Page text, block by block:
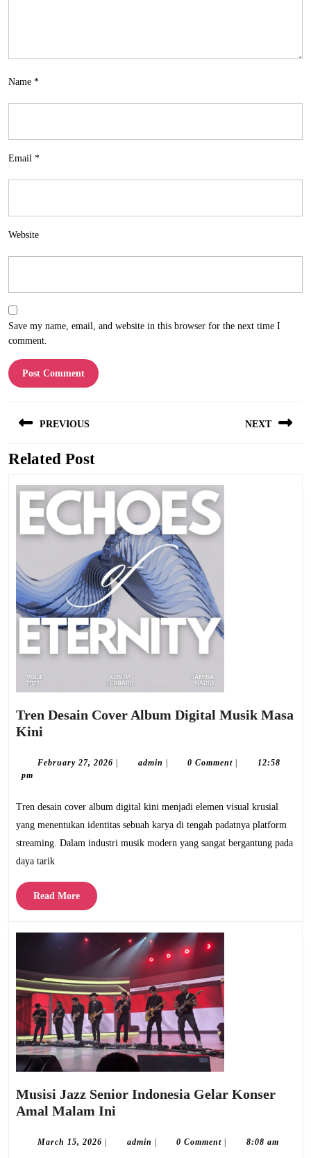
Name *
Email *
Website
Save my name, email, and website in this browser for the next time I
comment.
navigation
PREVIOUS
Previous
NEXT
Related Post
Tren Desain Cover Album Digital Musik Masa
Kini
Cover
Musik
Masa
Kini
February 27, 2026 Februaryadmin admin 0 Comment
12:58
pm
Tren desain cover album digital kini menjadi elemen visual krusial
yang menentukan identitas sebuah karya di tengah padatnya platform
streaming. Dalam industri musik modern yang sangat bergantung pada
daya tarik
Read MoreRead
More
Musisi Jazz Senior Indonesia Gelar Konser
Amal Malam Ini
Senior
March 15, 2026 Marchadmin admin 0 Comment 8:08 am